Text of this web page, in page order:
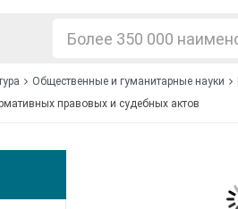
Общественные и гуманитарные науки
правовых и судебных актов